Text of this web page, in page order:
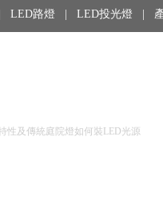
LED路燈 LED投光燈
性及傳統庭院燈如何裝LED光源